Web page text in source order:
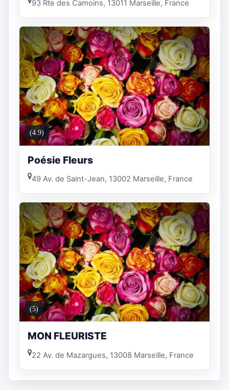
93 Rte des Camoins, 13011 Marseille, France
(4.9)
Poésie Fleurs
49 Av. de Saint-Jean, 13002 Marseille, France
(5)
MON FLEURISTE
22 Av. de Mazargues, 13008 Marseille, France